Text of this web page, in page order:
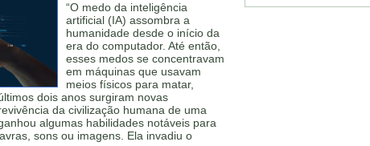
“O medo da inteligência
artificial (IA) assombra a
humanidade desde o início da
era do computador. Até então,
esses medos se concentravam
em máquinas que usavam
meios físicos para matar,
dois anos surgiram novas
da civilização humana de uma
algumas habilidades notáveis para
sons ou imagens. Ela invadiu o